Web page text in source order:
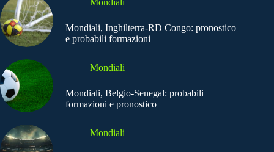
Mondiali
Mondiali, Inghilterra-RD Congo: pronostico
e probabili formazioni
Mondiali
Mondiali, Belgio-Senegal: probabili
formazioni e pronostico
Mondiali